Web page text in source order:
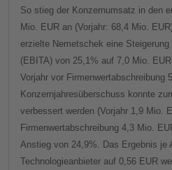
So stieg der Konzernumsatz in den
Mio. EUR an (Vorjahr: 68,4 Mio.
erzielte Nemetschek eine
(EBITA) von 25,1% auf 7,0 Mio.
Vorjahr vor Firmenwertabschreibung
Konzernjahresüberschuss konnte
verbessert werden (Vorjahr 1,9 Mio.
Firmenwertabschreibung 4,3 Mio.
Anstieg von 24,9%. Das Ergebnis je
Technologieanbieter auf 0,56 EUR